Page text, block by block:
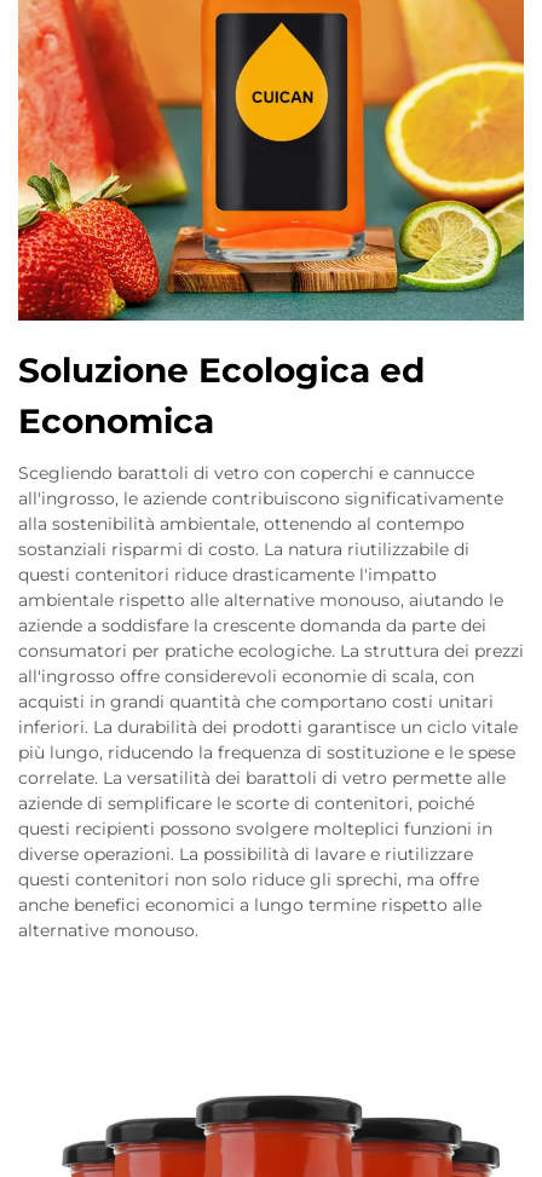
Soluzione Ecologica ed
Economica
Scegliendo barattoli di vetro con coperchi e cannucce
all'ingrosso, le aziende contribuiscono significativamente
alla sostenibilità ambientale, ottenendo al contempo
sostanziali risparmi di costo. La natura riutilizzabile di
questi contenitori riduce drasticamente l'impatto
ambientale rispetto alle alternative monouso, aiutando le
aziende a soddisfare la crescente domanda da parte dei
consumatori per pratiche ecologiche. La struttura dei prezzi
all'ingrosso offre considerevoli economie di scala, con
acquisti in grandi quantità che comportano costi unitari
inferiori. La durabilità dei prodotti garantisce un ciclo vitale
più lungo, riducendo la frequenza di sostituzione e le spese
correlate. La versatilità dei barattoli di vetro permette alle
aziende di semplificare le scorte di contenitori, poiché
questi recipienti possono svolgere molteplici funzioni in
diverse operazioni. La possibilità di lavare e riutilizzare
questi contenitori non solo riduce gli sprechi, ma offre
anche benefici economici a lungo termine rispetto alle
alternative monouso.